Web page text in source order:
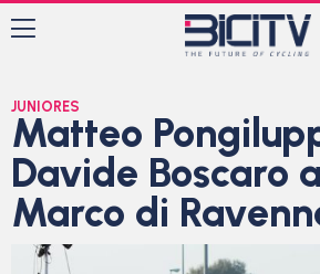
JUNIORES
Matteo
Davide Boscaro
Marco di